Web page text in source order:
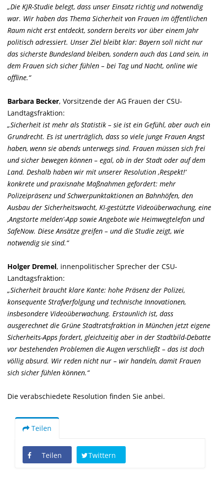
Die KJR-Studie belegt, dass unser Einsatz richtig und notwendig
war. Wir haben das Thema Sicherheit von Frauen im öffentlichen
Raum nicht erst entdeckt, sondern bereits vor über einem Jahr
politisch adressiert. Unser Ziel bleibt klar: Bayern soll nicht nur
das sicherste Bundesland bleiben, sondern auch das Land sein, in
dem Frauen sich sicher fühlen – bei Tag und Nacht, online wie
offline.“
Barbara Becker, Vorsitzende der AG Frauen der CSU-
Landtagsfraktion:
Sicherheit ist mehr als Statistik – sie ist ein Gefühl, aber auch ein
Grundrecht. Es ist unerträglich, dass so viele junge Frauen Angst
haben, wenn sie abends unterwegs sind. Frauen müssen sich frei
und sicher bewegen können – egal, ob in der Stadt oder auf dem
Land. Deshalb haben wir mit unserer Resolution ‚Respekt!‘
konkrete und praxisnahe Maßnahmen gefordert: mehr
Polizeipräsenz und Schwerpunktaktionen an Bahnhöfen, den
Ausbau der Sicherheitswacht, KI-gestützte Videoüberwachung, eine
Angstorte melden‘-App sowie Angebote wie Heimwegtelefon und
SafeNow. Diese Ansätze greifen – und die Studie zeigt, wie
notwendig sie sind.“
Holger Dremel, innenpolitischer Sprecher der CSU-
Landtagsfraktion:
Sicherheit braucht klare Kante: hohe Präsenz der Polizei,
konsequente Strafverfolgung und technische Innovationen,
insbesondere Videoüberwachung. Erstaunlich ist, dass
ausgerechnet die Grüne Stadtratsfraktion in München jetzt eigene
Sicherheits-Apps fordert, gleichzeitig aber in der Stadtbild-Debatte
vor bestehenden Problemen die Augen verschließt – das ist doch
völlig absurd. Wir reden nicht nur – wir handeln, damit Frauen
sich sicher fühlen können.“
Die verabschiedete Resolution finden Sie anbei.
Teilen
Teilen Twittern